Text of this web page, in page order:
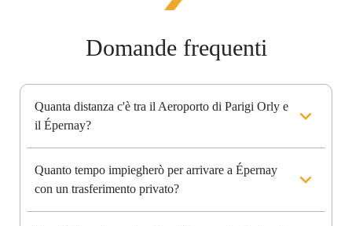
Domande frequenti
Quanta distanza c'è tra il Aeroporto di Parigi Orly e
il Épernay?
Quanto tempo impiegherò per arrivare a Épernay
con un trasferimento privato?